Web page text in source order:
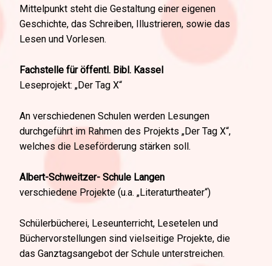
Mittelpunkt steht die Gestaltung einer eigenen
Geschichte, das Schreiben, Illustrieren, sowie das
Lesen und Vorlesen.
Fachstelle für öffentl. Bibl. Kassel
Leseprojekt: „Der Tag X“
An verschiedenen Schulen werden Lesungen
durchgeführt im Rahmen des Projekts „Der Tag X“,
welches die Leseförderung stärken soll.
Albert-Schweitzer- Schule Langen
verschiedene Projekte (u.a. „Literaturtheater“)
Schülerbücherei, Leseunterricht, Lesetelen und
Büchervorstellungen sind vielseitige Projekte, die
das Ganztagsangebot der Schule unterstreichen.